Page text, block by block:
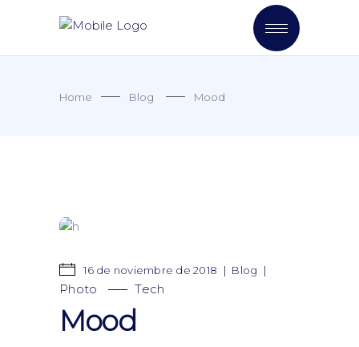
Home Blog Mood
16 de noviembre de 2018 Blog
Photo Tech
Mood